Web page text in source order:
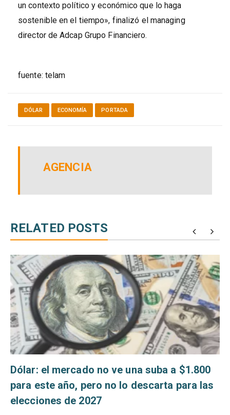
un contexto político y económico que lo haga
sostenible en el tiempo», finalizó el managing
director de Adcap Grupo Financiero.
fuente: telam
DÓLAR ECONOMÍA PORTADA
AGENCIA
RELATED POSTS
Dólar: el mercado no ve una suba a $1.800
para este año, pero no lo descarta para las
elecciones de 2027